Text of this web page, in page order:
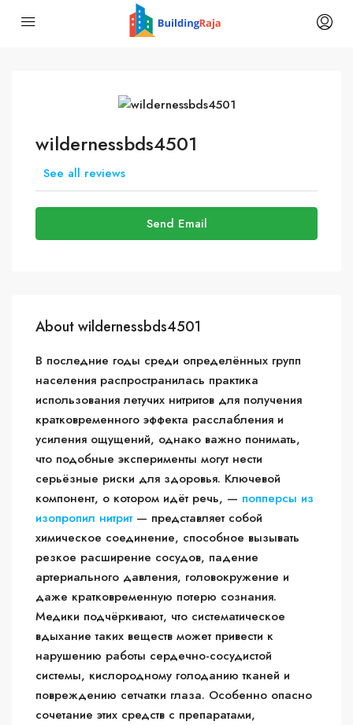
wildernessbds4501
See all reviews
Send Email
About wildernessbds4501
В последние годы среди определённых групп
населения распространилась практика
использования летучих нитритов для получения
кратковременного эффекта расслабления и
усиления ощущений, однако важно понимать,
что подобные эксперименты могут нести
серьёзные риски для здоровья. Ключевой
компонент, о котором идёт речь, — попперсы из
изопропил нитрит — представляет собой
химическое соединение, способное вызывать
резкое расширение сосудов, падение
артериального давления, головокружение и
даже кратковременную потерю сознания.
Медики подчёркивают, что систематическое
вдыхание таких веществ может привести к
нарушению работы сердечно-сосудистой
системы, кислородному голоданию тканей и
повреждению сетчатки глаза. Особенно опасно
сочетание этих средств с препаратами,